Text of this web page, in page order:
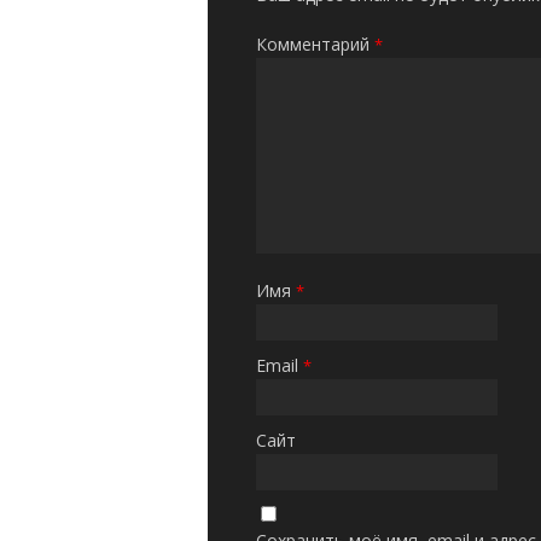
Комментарий *
Имя *
Email *
Сайт